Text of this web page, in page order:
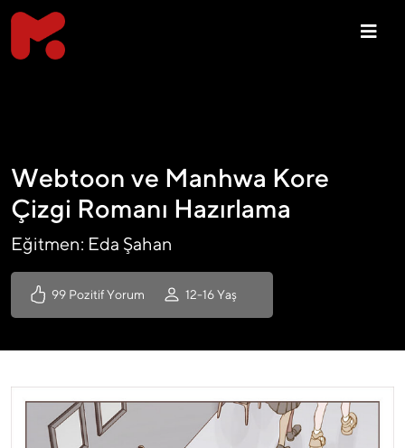
Webtoon ve Manhwa Kore
Çizgi Romanı Hazırlama
Eğitmen: Eda Şahan
99 Pozitif Yorum 12-16 Yaş